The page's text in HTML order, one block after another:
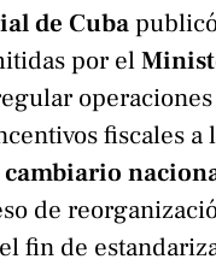
de Cuba
por el
fiscales
de
fin de